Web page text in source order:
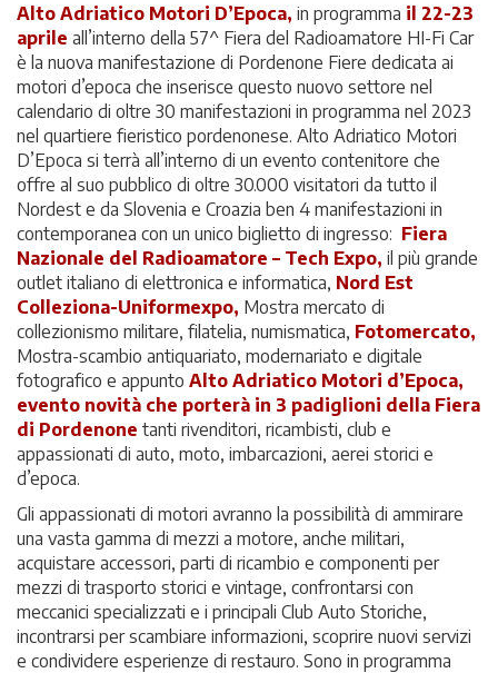
Alto Adriatico Motori D’Epoca, in programma il 22-23
aprile all’interno della 57^ Fiera del Radioamatore HI-Fi Car
è la nuova manifestazione di Pordenone Fiere dedicata ai
motori d’epoca che inserisce questo nuovo settore nel
calendario di oltre 30 manifestazioni in programma nel 2023
nel quartiere fieristico pordenonese. Alto Adriatico Motori
D’Epoca si terrà all’interno di un evento contenitore che
offre al suo pubblico di oltre 30.000 visitatori da tutto il
Nordest e da Slovenia e Croazia ben 4 manifestazioni in
contemporanea con un unico biglietto di ingresso: Fiera
Nazionale del Radioamatore – Tech Expo, il più grande
outlet italiano di elettronica e informatica, Nord Est
Colleziona-Uniformexpo, Mostra mercato di
collezionismo militare, filatelia, numismatica, Fotomercato,
Mostra-scambio antiquariato, modernariato e digitale
fotografico e appunto Alto Adriatico Motori d’Epoca,
evento novità che porterà in 3 padiglioni della Fiera
di Pordenone tanti rivenditori, ricambisti, club e
appassionati di auto, moto, imbarcazioni, aerei storici e
d’epoca.
Gli appassionati di motori avranno la possibilità di ammirare
una vasta gamma di mezzi a motore, anche militari,
acquistare accessori, parti di ricambio e componenti per
mezzi di trasporto storici e vintage, confrontarsi con
meccanici specializzati e i principali Club Auto Storiche,
incontrarsi per scambiare informazioni, scoprire nuovi servizi
e condividere esperienze di restauro. Sono in programma